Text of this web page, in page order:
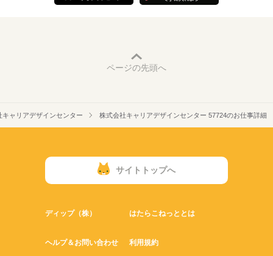
ページの先頭へ
キャリアデザインセンター 株式会社キャリアデザインセンター 57724のお仕事詳細
サイトトップへ
ディップ（株） はたらこねっととは
ヘルプ＆お問い合わせ 利用規約